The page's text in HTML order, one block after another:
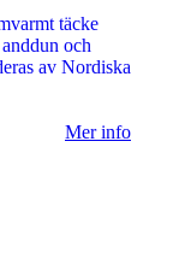
täcke
och
av Nordiska
Mer info